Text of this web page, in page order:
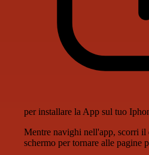
per installare la App sul tuo
Mentre navighi nell'app, scorri il
schermo per tornare alle pagine